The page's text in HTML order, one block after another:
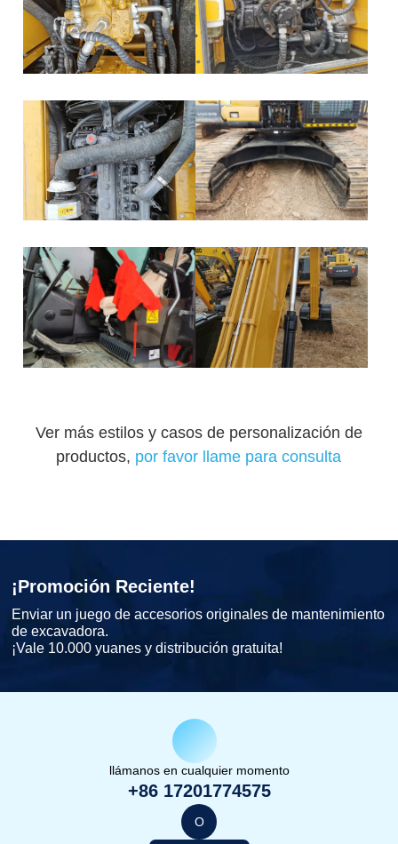
Ver más estilos y casos de personalización de
productos, por favor llame para consulta
¡Promoción Reciente!
Enviar un juego de accesorios originales de mantenimiento
de excavadora.
¡Vale 10.000 yuanes y distribución gratuita!
llámanos en cualquier momento
+86 17201774575
O